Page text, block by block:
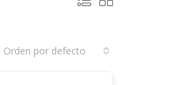
Orden por defecto